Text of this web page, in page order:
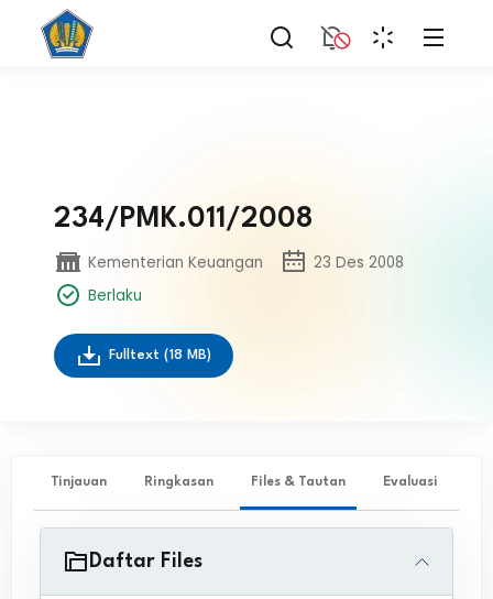
234/PMK.011/2008
Kementerian Keuangan
23 Des 2008
Berlaku
Fulltext (18 MB)
Tinjauan Ringkasan Files & Tautan Evaluasi
Daftar Files